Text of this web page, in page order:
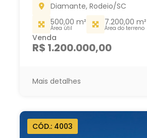
Diamante, Rodeio/SC
500,00 m²
Área útil
7.200,00 m²
Área do terreno
Venda
R$ 1.200.000,00
Mais detalhes
CÓD.: 4003